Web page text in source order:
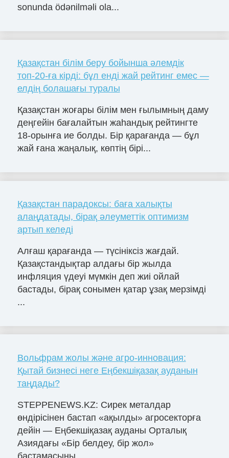
sonunda ödənilməli ola...
Қазақстан білім беру бойынша әлемдік
топ-20-ға кірді: бұл енді жай рейтинг емес —
елдің болашағы туралы
Қазақстан жоғары білім мен ғылымның даму
деңгейін бағалайтын жаһандық рейтингте
18-орынға ие болды. Бір қарағанда — бұл
жай ғана жаңалық, көптің бірі...
Қазақстан парадоксы: баға халықты
алаңдатады, бірақ әлеуметтік оптимизм
артып келеді
Алғаш қарағанда — түсініксіз жағдай.
Қазақстандықтар алдағы бір жылда
инфляция үдеуі мүмкін деп жиі ойлай
бастады, бірақ сонымен қатар ұзақ мерзімді
...
Вольфрам жолы және агро-инновация:
Қытай бизнесі неге Еңбекшіқазақ ауданын
таңдады?
STEPPENEWS.KZ: Сирек металдар
өндірісінен бастап «ақылды» агросекторға
дейін — Еңбекшіқазақ ауданы Орталық
Азиядағы «Бір белдеу, бір жол»
бастамасыны...